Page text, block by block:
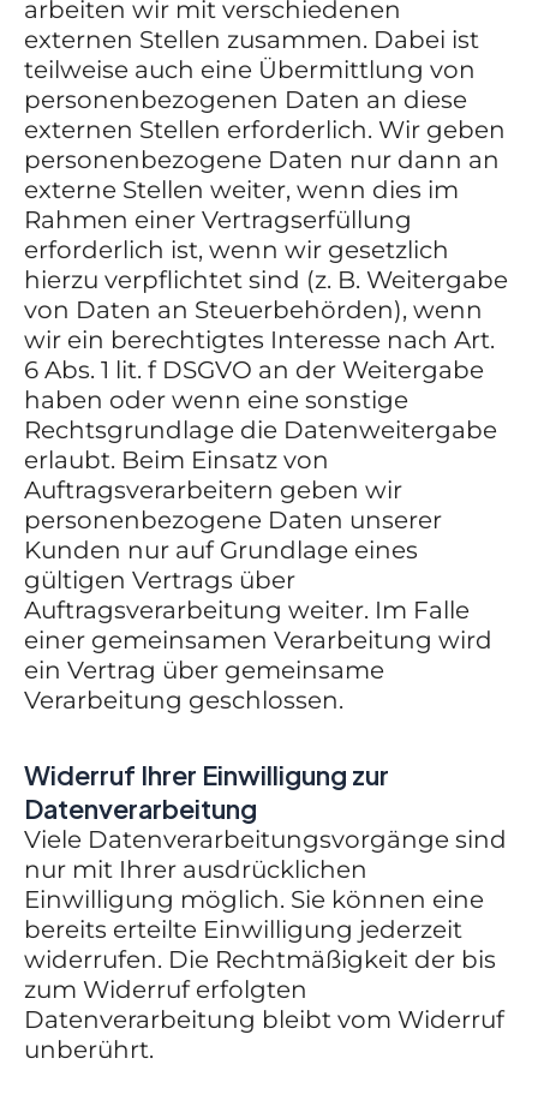
arbeiten wir mit verschiedenen
externen Stellen zusammen. Dabei ist
teilweise auch eine Übermittlung von
personenbezogenen Daten an diese
externen Stellen erforderlich. Wir geben
personenbezogene Daten nur dann an
externe Stellen weiter, wenn dies im
Rahmen einer Vertragserfüllung
erforderlich ist, wenn wir gesetzlich
hierzu verpflichtet sind (z. B. Weitergabe
von Daten an Steuerbehörden), wenn
wir ein berechtigtes Interesse nach Art.
6 Abs. 1 lit. f DSGVO an der Weitergabe
haben oder wenn eine sonstige
Rechtsgrundlage die Datenweitergabe
erlaubt. Beim Einsatz von
Auftragsverarbeitern geben wir
personenbezogene Daten unserer
Kunden nur auf Grundlage eines
gültigen Vertrags über
Auftragsverarbeitung weiter. Im Falle
einer gemeinsamen Verarbeitung wird
ein Vertrag über gemeinsame
Verarbeitung geschlossen.
Widerruf Ihrer Einwilligung zur
Datenverarbeitung
Viele Datenverarbeitungsvorgänge sind
nur mit Ihrer ausdrücklichen
Einwilligung möglich. Sie können eine
bereits erteilte Einwilligung jederzeit
widerrufen. Die Rechtmäßigkeit der bis
zum Widerruf erfolgten
Datenverarbeitung bleibt vom Widerruf
unberührt.